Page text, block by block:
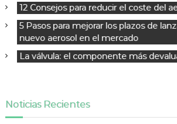
d
e
n
d
12 Consejos para reducir el coste del
5 Pasos para mejorar los plazos de
nuevo aerosol en el mercado
La válvula: el componente más
Noticias Recientes